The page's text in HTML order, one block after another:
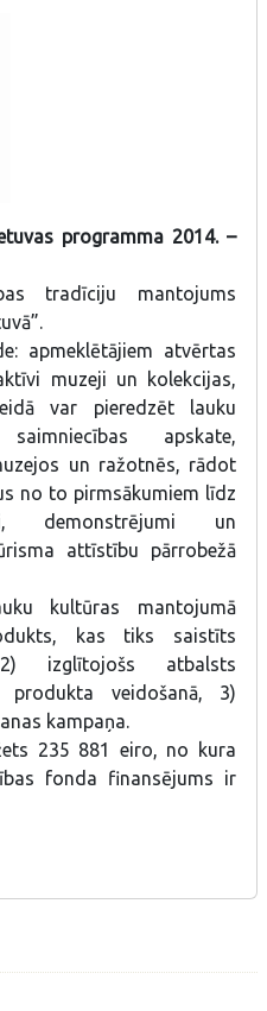
programma 2014. –
tradīciju mantojums
apmeklētājiem atvērtas
muzeji un kolekcijas,
var pieredzēt lauku
apskate,
un ražotnēs, rādot
no to pirmsākumiem līdz
demonstrējumi un
attīstību pārrobežā
kultūras mantojumā
kas tiks saistīts
izglītojošs atbalsts
produkta veidošanā, 3)
kampaņa.
235 881 eiro, no kura
fonda finansējums ir